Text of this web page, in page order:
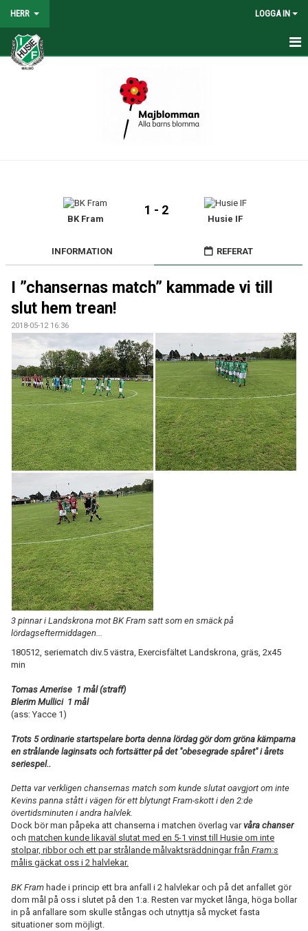
HERR LOGGA IN
HEM
BILDGALLERI
BK Fram
1 - 2
Husie IF
INFORMATION REFERAT
I ”chansernas match” kammade vi till
slut hem trean!
2018-05-12 16:36
3 pinnar i Landskrona mot BK Fram satt som en smäck på
lördagseftermiddagen...
180512, seriematch div.5 västra, Exercisfältet Landskrona, gräs, 2x45
min
Tomas Amerise 1 mål (straff)
Blerim Mullici 1 mål
(ass: Yacce 1)
Trots 5 ordinarie startspelare borta denna lördag gör dom gröna kämparna
en strålande laginsats och fortsätter på det "obesegrade spåret" i årets
seriespel..
Detta var verkligen chansernas match som kunde slutat oavgjort om inte
Kevins panna stått i vägen för ett blytungt Fram-skott i den 2:de
övertidsminuten i andra halvlek.
Dock bör man påpeka att chanserna i matchen överlag varvåra chanser
och matchen kunde likaväl slutat med en 5-1 vinst till Husie om inte
stolpar, ribbor och ett par strålande målvaktsräddningar från Fram:s
målis gäckat oss i 2 halvlekar.
BK Fram hade i princip ett bra anfall i 2 halvlekar och på det anfallet gör
dom mål på oss i slutet på den 1:a. Resten var mycket långa, höga bollar
in på anfallare som skulle stångas och utnyttja så mycket fasta
situationer som möjligt.